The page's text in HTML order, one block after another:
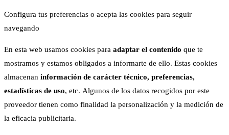
Configura tus preferencias o acepta las cookies para seguir
navegando
En esta web usamos cookies para adaptar el contenido que te
mostramos y estamos obligados a informarte de ello. Estas cookies
almacenan información de carácter técnico, preferencias,
estadísticas de uso, etc. Algunos de los datos recogidos por este
proveedor tienen como finalidad la personalización y la medición de
la eficacia publicitaria.